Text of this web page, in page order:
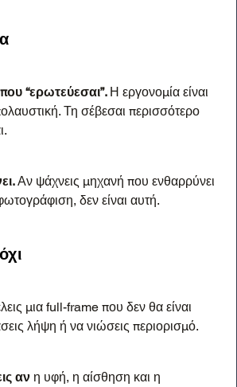
“ερωτεύεσαι”. Η εργονομία είναι
Τη σέβεσαι περισσότερο
Αν ψάχνεις μηχανή που ενθαρρύνει
δεν είναι αυτή.
μια full-frame που δεν θα είναι
λήψη ή να νιώσεις περιορισμό.
αν η υφή, η αίσθηση και η